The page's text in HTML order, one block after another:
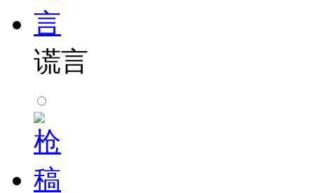
谎言